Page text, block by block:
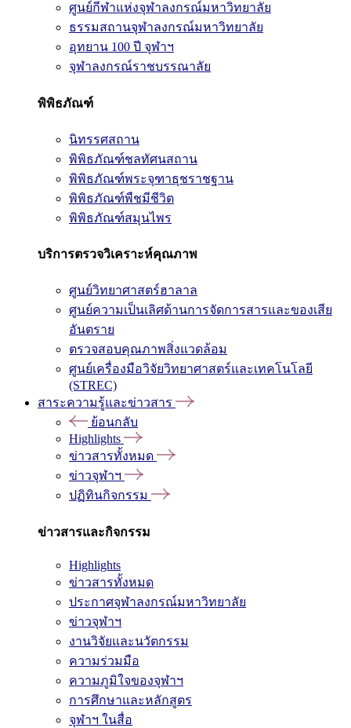
ศูนย์กีฬาแห่งจุฬาลงกรณ์มหาวิทยาลัย
ธรรมสถานจุฬาลงกรณ์มหาวิทยาลัย
อุทยาน 100 ปี จุฬาฯ
จุฬาลงกรณ์ราชบรรณาลัย
พิพิธภัณฑ์
นิทรรศสถาน
พิพิธภัณฑ์ชลทัศนสถาน
พิพิธภัณฑ์พระจุฑาธุชราชฐาน
พิพิธภัณฑ์พืชมีชีวิต
พิพิธภัณฑ์สมุนไพร
บริการตรวจวิเคราะห์คุณภาพ
ศูนย์วิทยาศาสตร์ฮาลาล
ศูนย์ความเป็นเลิศด้านการจัดการสารและของเสีย
อันตราย
ตรวจสอบคุณภาพสิ่งแวดล้อม
ศูนย์เครื่องมือวิจัยวิทยาศาสตร์และเทคโนโลยี
(STREC)
สาระความรู้และข่าวสาร
ย้อนกลับ
Highlights
ข่าวสารทั้งหมด
ข่าวจุฬาฯ
ปฏิทินกิจกรรม
ข่าวสารและกิจกรรม
Highlights
ข่าวสารทั้งหมด
ประกาศจุฬาลงกรณ์มหาวิทยาลัย
ข่าวจุฬาฯ
งานวิจัยและนวัตกรรม
ความร่วมมือ
ความภูมิใจของจุฬาฯ
การศึกษาและหลักสูตร
จุฬาฯ ในสื่อ